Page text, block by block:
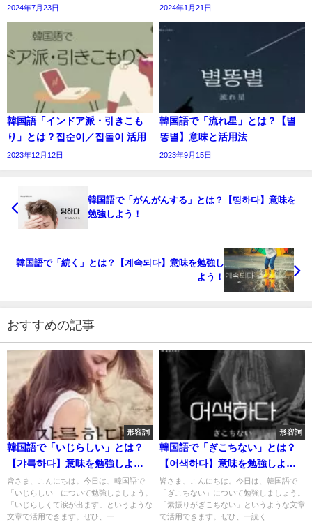
2024年7月23日 2024年1月21日
韓国語「インドア派・引きこも
り」とは？집순이／집돌이 活用
2023年12月12日
韓国語で「流れ星」とは？【별
똥별】意味と活用法
2023年9月15日
韓国語で「がんがんする」とは？【띵하다】意味を
勉強しよう！
韓国語で「続く」とは？【계속되다】意味を勉強し
よう！
おすすめの記事
形容詞
韓国語で「いじらしい」とは？
【갸륵하다】意味を勉強しよ
う！
皆さま、こんにちは。今日は、韓国語で
「いじらしい」について勉強しましょう。
「いじらしくて涙が出ます」というような
文章で活用できます。ぜひ、一...
形容詞
韓国語で「ぎこちない」とは？
【어색하다】意味を勉強しよ
う！
皆さま、こんにちは。今日は、韓国語で
「ぎこちない」について勉強しましょう。
「素振りがぎこちない」というような文章
で活用できます。ぜひ、一読く...